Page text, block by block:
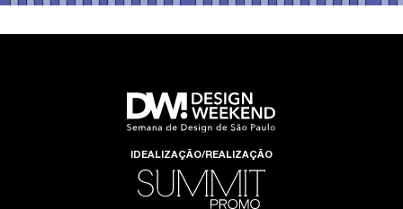
IDEALIZAÇÃO/REALIZAÇÃO